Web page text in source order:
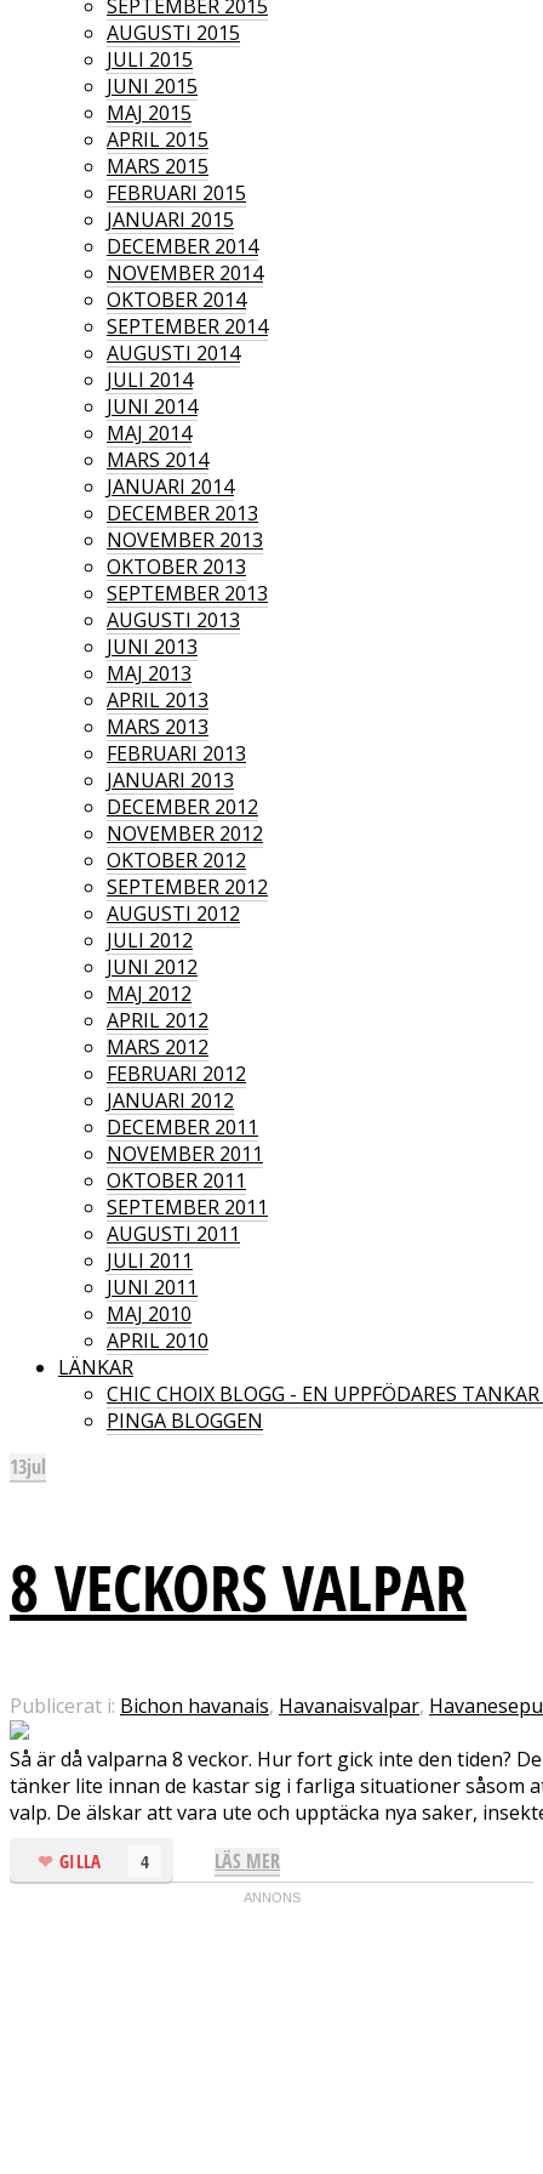
SEPTEMBER 2015
AUGUSTI 2015
JULI 2015
JUNI 2015
MAJ 2015
APRIL 2015
MARS 2015
FEBRUARI 2015
JANUARI 2015
DECEMBER 2014
NOVEMBER 2014
OKTOBER 2014
SEPTEMBER 2014
AUGUSTI 2014
JULI 2014
JUNI 2014
MAJ 2014
MARS 2014
JANUARI 2014
DECEMBER 2013
NOVEMBER 2013
OKTOBER 2013
SEPTEMBER 2013
AUGUSTI 2013
JUNI 2013
MAJ 2013
APRIL 2013
MARS 2013
FEBRUARI 2013
JANUARI 2013
DECEMBER 2012
NOVEMBER 2012
OKTOBER 2012
SEPTEMBER 2012
AUGUSTI 2012
JULI 2012
JUNI 2012
MAJ 2012
APRIL 2012
MARS 2012
FEBRUARI 2012
JANUARI 2012
DECEMBER 2011
NOVEMBER 2011
OKTOBER 2011
SEPTEMBER 2011
AUGUSTI 2011
JULI 2011
JUNI 2011
MAJ 2010
APRIL 2010
LÄNKAR
CHIC CHOIX BLOGG - EN UPPFÖDARES
PINGA BLOGGEN
13jul
8 VECKORS VALPAR
Publicerat i: Bichon havanais, Havanaisvalpar,
Så är då valparna 8 veckor. Hur fort gick inte den tiden?
tänker lite innan de kastar sig i farliga situationer såsom
valp. De älskar att vara ute och upptäcka nya saker,
4
GILLA LÄS MER